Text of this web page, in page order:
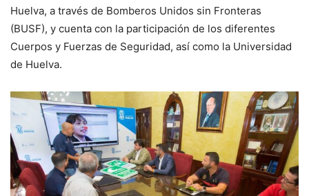
Huelva, a través de Bomberos Unidos sin Fronteras
(BUSF), y cuenta con la participación de los diferentes
Cuerpos y Fuerzas de Seguridad, así como la Universidad
de Huelva.